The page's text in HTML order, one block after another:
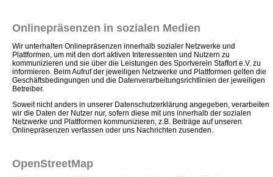
Onlinepräsenzen in sozialen Medien
Wir unterhalten Onlinepräsenzen innerhalb sozialer Netzwerke und
Plattformen, um mit den dort aktiven Interessenten und Nutzern zu
kommunizieren und sie über die Leistungen des Sportverein Staffort e.V. zu
informieren. Beim Aufruf der jeweiligen Netzwerke und Plattformen gelten die
Geschäftsbedingungen und die Datenverarbeitungsrichtlinien der jeweiligen
Betreiber.
Soweit nicht anders in unserer Datenschutzerklärung angegeben, verarbeiten
wir die Daten der Nutzer nur, sofern diese mit uns innerhalb der sozialen
Netzwerke und Plattformen kommunizieren, z.B. Beiträge auf unseren
Onlinepräsenzen verfassen oder uns Nachrichten zusenden.
OpenStreetMap